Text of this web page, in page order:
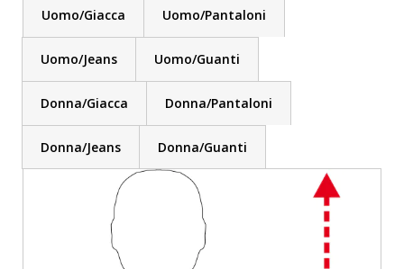
Uomo/Giacca Uomo/Pantaloni
Uomo/Jeans Uomo/Guanti
Donna/Giacca Donna/Pantaloni
Donna/Jeans Donna/Guanti